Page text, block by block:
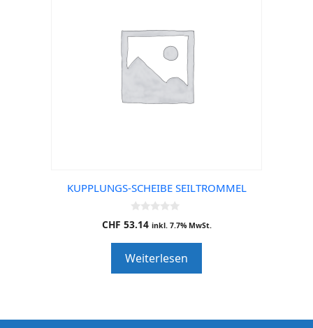
KUPPLUNGS-SCHEIBE SEILTROMMEL
0
o
o
f
5
CHF 53.14 inkl. 7.7% MwSt.
Weiterlesen